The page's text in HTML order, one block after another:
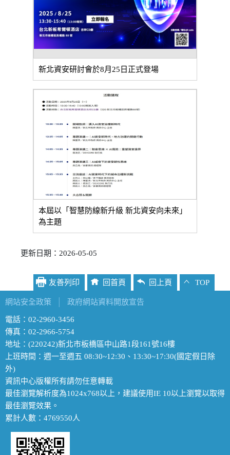
新北資安研討會於8月25日正式登場
本屆以「智慧防線新升級 新北資安向未來」
為主題
更新日期：2026-05-05
友善列印 回首頁 回上頁 TOP
網站安全政策 政府網站資料開放宣告
電話：02-2960-3456
傳真：02-2966-5754
地址：(220242)新北市板橋區中山路1段161號16樓
上班時間：週一至週五 08:30~12:30、13:30~17:30(國定假日除
外)
資訊中心版權所有請勿任意轉載
最佳瀏覽解析度為1024x768以上，建議使用IE 10以上瀏覽以取得
最佳瀏覽效果。
累計人數：4769550人